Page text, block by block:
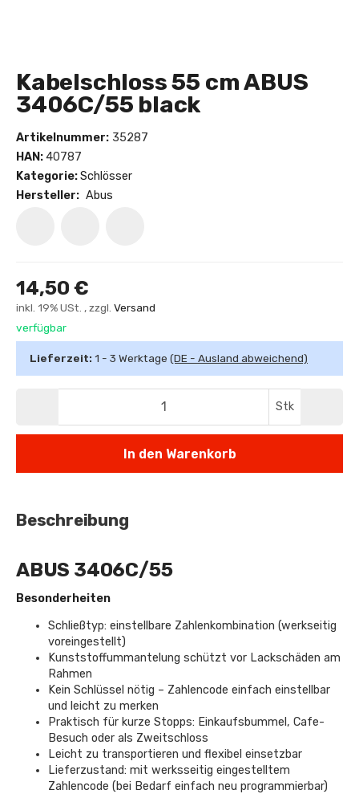
Kabelschloss 55 cm ABUS
3406C/55 black
Artikelnummer: 35287
HAN:40787
Kategorie:Schlösser
Hersteller: Abus
14,50 €
inkl. 19% USt. , zzgl. Versand
verfügbar
Lieferzeit: 1 - 3 Werktage (DE - Ausland abweichend)
Stk
In den Warenkorb
Beschreibung
ABUS 3406C/55
Besonderheiten
Schließtyp: einstellbare Zahlenkombination (werkseitig
voreingestellt)
Kunststoffummantelung schützt vor Lackschäden am
Rahmen
Kein Schlüssel nötig – Zahlencode einfach einstellbar
und leicht zu merken
Praktisch für kurze Stopps: Einkaufsbummel, Cafe-
Besuch oder als Zweitschloss
Leicht zu transportieren und flexibel einsetzbar
Lieferzustand: mit werksseitig eingestelltem
Zahlencode (bei Bedarf einfach neu programmierbar)